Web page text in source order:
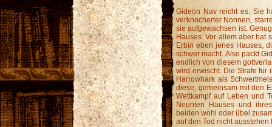
Gideon Nav reicht es. Sie
verknöcherter Nonnen,
sie aufgewachsen ist.
Hauses. Vor allem aber hat
Erbin eben jenes Hauses,
schwer macht. Also packt
endlich von diesem
wird erwischt. Die Strafe für
Harrowhark als
diese, gemeinsam mit den
Wettkampf auf Leben und
Neunten Hauses und
beiden wohl oder übel
auf den Tod nicht ausstehen